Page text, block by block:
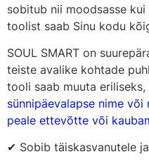
sobitub nii moodsasse
toolist saab Sinu kodu
SOUL SMART on
teiste avalike kohtade
tooli saab muuta eriliseks,
sünnipäevalapse nime või
peale ettevõtte või
✔ Sobib täiskasvanutele